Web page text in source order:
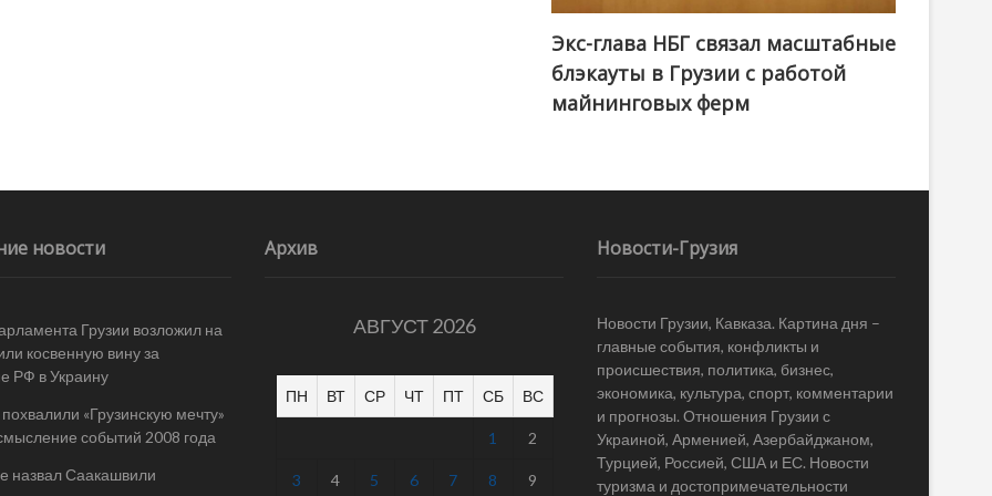
Экс-глава НБГ связал масштабные
блэкауты в Грузии с работой
майнинговых ферм
новости
Грузии возложил на
косвенную вину за
РФ в Украину
«Грузинскую мечту»
событий 2008 года
назвал Саакашвили
Архив
АВГУСТ 2026
ПН ВТ СР ЧТ ПТ СБ ВС
1 2
3 4 5 6 7 8 9
Новости-Грузия
Новости Грузии, Кавказа. Картина дня –
главные события, конфликты и
происшествия, политика, бизнес,
экономика, культура, спорт, комментарии
и прогнозы. Отношения Грузии с
Украиной, Арменией, Азербайджаном,
Турцией, Россией, США и ЕС. Новости
туризма и достопримечательности